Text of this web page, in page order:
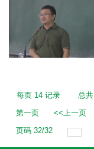
每页 14 记录 总共
第一页
<<上一页
页码 32/32